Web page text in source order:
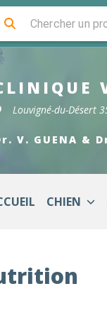
Louvigné-du-Désert
V. GUENA &
CHIEN